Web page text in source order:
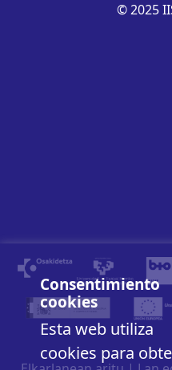
© 2025
Consentimiento
cookies
Esta web utiliza
cookies para